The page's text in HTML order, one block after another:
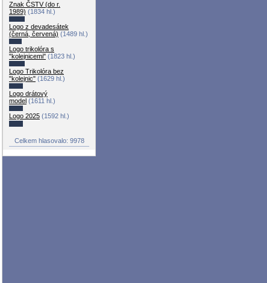
Znak ČSTV (do r.
1989) (1834 hl.)
Logo z devadesátek
(černá, červená) (1489 hl.)
Logo trikolóra s
"kolejnicemi" (1823 hl.)
Logo Trikolóra bez
"kolejnic" (1629 hl.)
Logo drátový
model (1611 hl.)
Logo 2025 (1592 hl.)
Celkem hlasovalo: 9978